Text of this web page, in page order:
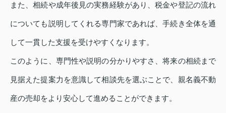
また、相続や成年後見の実務経験があり、税金や登記の流れ
についても説明してくれる専門家であれば、手続き全体を通
して一貫した支援を受けやすくなります。
このように、専門性や説明の分かりやすさ、将来の相続まで
見据えた提案力を意識して相談先を選ぶことで、親名義不動
産の売却をより安心して進めることができます。